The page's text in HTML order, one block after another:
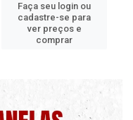
Faça seu login ou
cadastre-se para
ver preços e
comprar